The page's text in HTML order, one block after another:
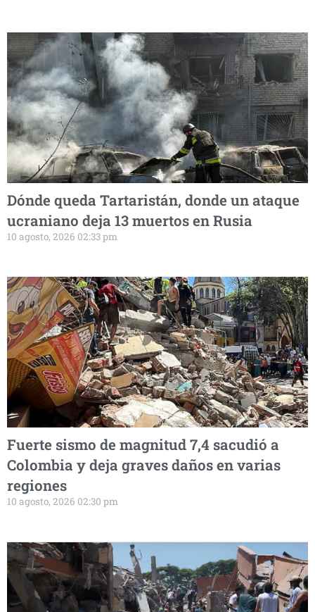
Dónde queda Tartaristán, donde un ataque
ucraniano deja 13 muertos en Rusia
10 agosto, 2026 02:33 pm
Fuerte sismo de magnitud 7,4 sacudió a
Colombia y deja graves daños en varias
regiones
10 agosto, 2026 02:30 pm